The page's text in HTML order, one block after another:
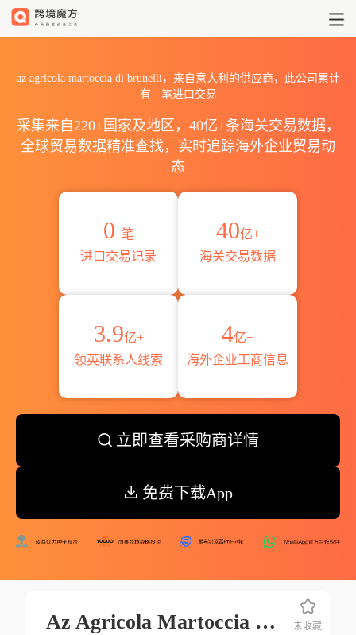
az agricola martoccia di brunelli，来自意大利的供应商，此公司累计
有 -笔进口交易
采集来自220+国家及地区，40亿+条海关交易数据，
全球贸易数据精准查找，实时追踪海外企业贸易动
态
0 笔
进口交易记录
40亿+
海关交易数据
3.9亿+
领英联系人线索
4亿+
海外企业工商信息
立即查看采购商详情
免费下载App
Az Agricola Martoccia Di Brunelli 未收藏